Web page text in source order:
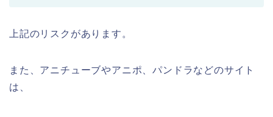
上記のリスクがあります。
また、アニチューブやアニポ、パンドラなどのサイト
は、